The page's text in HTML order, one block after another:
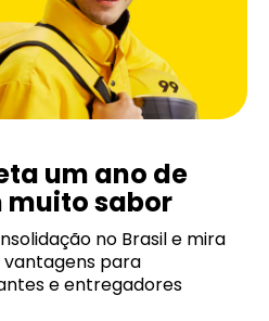
um ano de
muito sabor
no Brasil e mira
para
e entregadores